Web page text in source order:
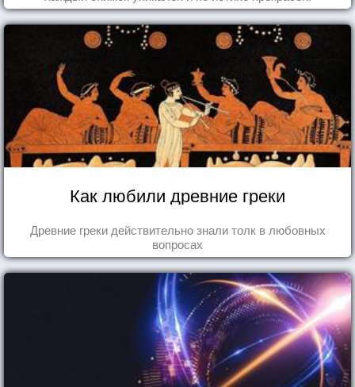
Как любили древние греки
Древние греки действительно знали толк в любовных
вопросах